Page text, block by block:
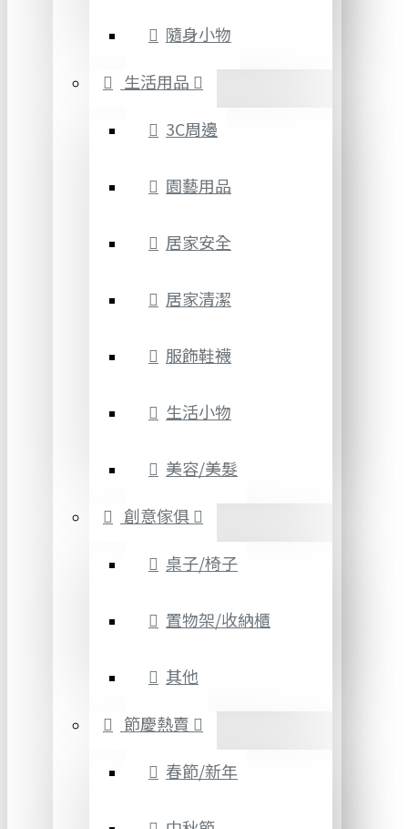
隨身小物
生活用品
3C周邊
園藝用品
居家安全
居家清潔
服飾鞋襪
生活小物
美容/美髮
創意傢俱
桌子/椅子
置物架/收納櫃
其他
節慶熱賣
春節/新年